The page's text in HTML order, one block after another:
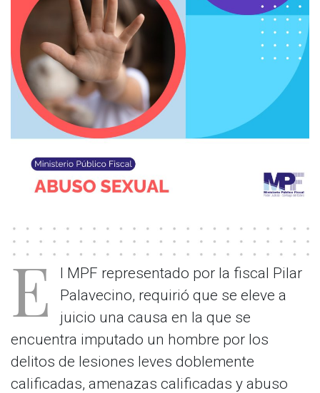
E
l MPF representado por la fiscal Pilar
Palavecino, requirió que se eleve a
juicio una causa en la que se
encuentra imputado un hombre por los
delitos de lesiones leves doblemente
calificadas, amenazas calificadas y abuso